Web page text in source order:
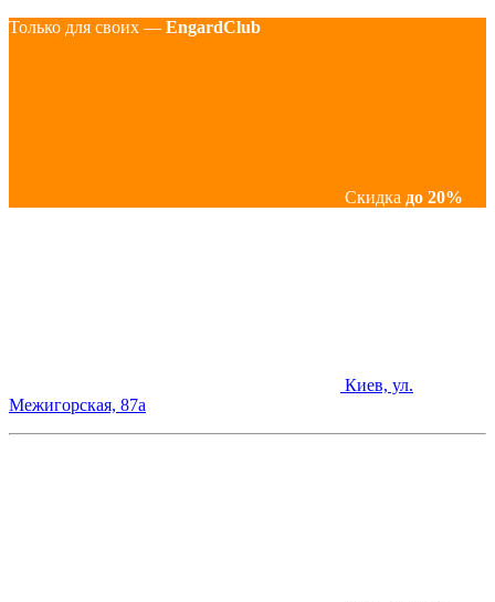
Только для своих — EngardClub
Скидка до 20%
Киев, ул.
Межигорская, 87а